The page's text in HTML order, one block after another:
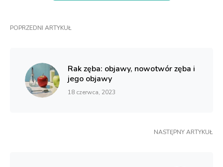
POPRZEDNI ARTYKUŁ
Rak zęba: objawy, nowotwór zęba i
jego objawy
18 czerwca, 2023
NASTĘPNY ARTYKUŁ